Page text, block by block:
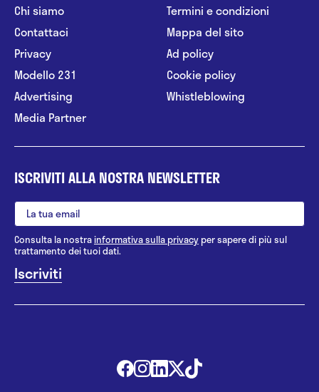
Chi siamo
Contattaci
Privacy
Modello 231
Advertising
Media Partner
Termini e condizioni
Mappa del sito
Ad policy
Cookie policy
Whistleblowing
ISCRIVITI ALLA NOSTRA NEWSLETTER
Consulta la nostrainformativa sulla privacy per sapere di più sul
trattamento dei tuoi dati.